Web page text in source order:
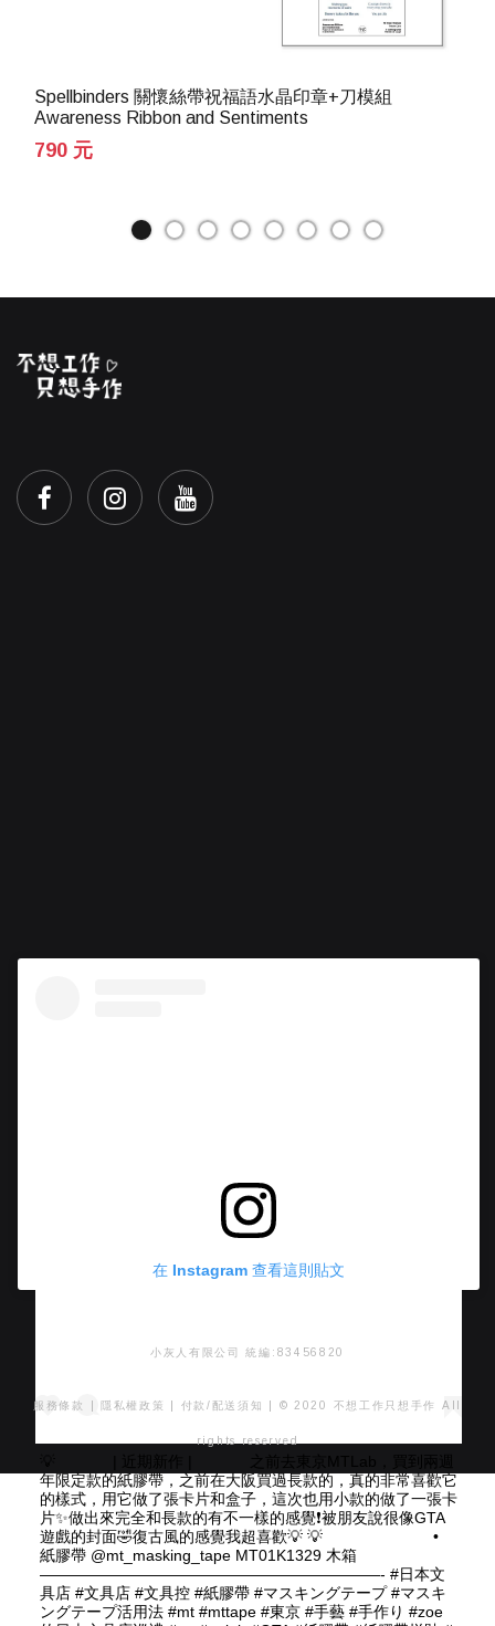
Spellbinders 關懷絲帶祝福語水晶印章+刀模組
Awareness Ribbon and Sentiments
790 元
在 Instagram 查看這則貼文
年限定款的紙膠帶，之前在大阪買過長款的，真的非常喜歡它
的樣式，用它做了張卡片和盒子，這次也用小款的做了一張卡
片✨做出來完全和長款的有不一樣的感覺❗️被朋友說很像GTA
遊戲的封面🤣復古風的感覺我超喜歡💡 💡 ⠀⠀ ⠀⠀ ⠀⠀ ⠀⠀ •
紙膠帶 @mt_masking_tape MT01K1329 木箱 ⠀⠀⠀
——————————————————————- #日本文
具店 #文具店 #文具控 #紙膠帶 #マスキングテープ #マスキ
ングテープ活用法 #mt #mttape #東京 #手藝 #手作り #zoe
小灰人有限公司 統編:83456820
服務條款 隱私權政策 付款/配送須知 | © 2020 不想工作只想手作 All
rights reserved